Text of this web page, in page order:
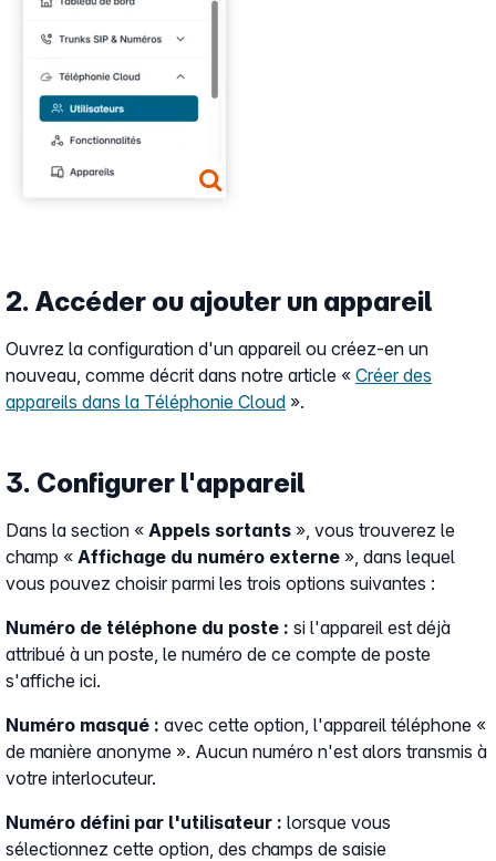
2. Accéder ou ajouter un appareil
Ouvrez la configuration d'un appareil ou créez-en un
nouveau, comme décrit dans notre article « Créer des
appareils dans la Téléphonie Cloud ».
3. Configurer l'appareil
Dans la section « Appels sortants », vous trouverez le
champ « Affichage du numéro externe », dans lequel
vous pouvez choisir parmi les trois options suivantes :
Numéro de téléphone du poste : si l'appareil est déjà
attribué à un poste, le numéro de ce compte de poste
s'affiche ici.
Numéro masqué : avec cette option, l'appareil téléphone «
de manière anonyme ». Aucun numéro n'est alors transmis à
votre interlocuteur.
Numéro défini par l'utilisateur : lorsque vous
sélectionnez cette option, des champs de saisie